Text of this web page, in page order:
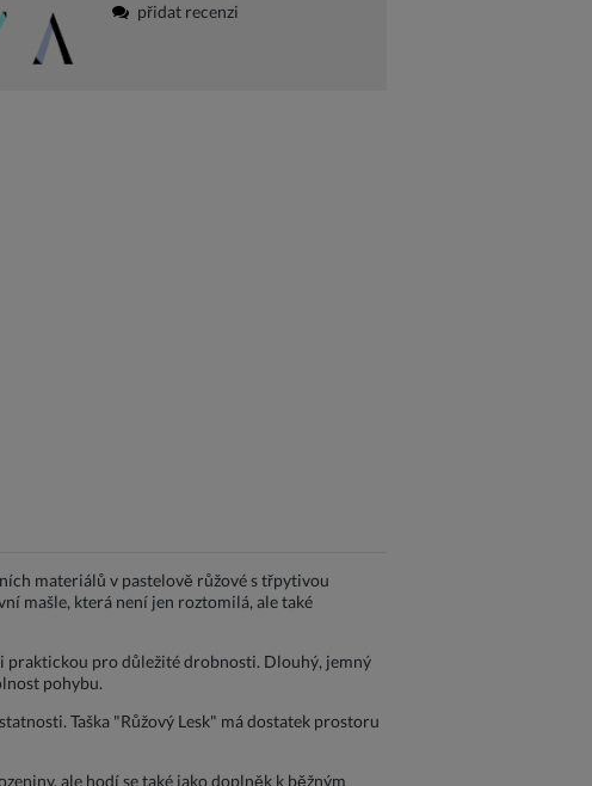
přidat recenzi
materiálů v pastelově růžové s třpytivou
mašle, která není jen roztomilá, ale také
praktickou pro důležité drobnosti. Dlouhý, jemný
pohybu.
Taška "Růžový Lesk" má dostatek prostoru
ale hodí se také jako doplněk k běžným